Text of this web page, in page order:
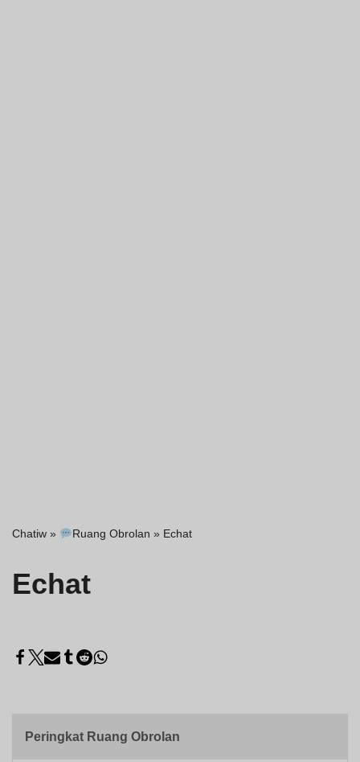
Chatiw » Ruang Obrolan » Echat
Echat
Peringkat Ruang Obrolan